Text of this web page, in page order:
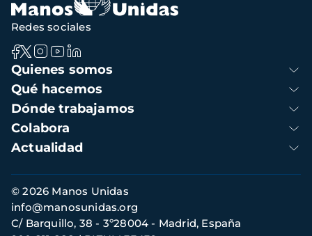
Navegación
principal
Quienes somos
Qué hacemos
Dónde trabajamos
Colabora
Actualidad
Redes sociales
Información
de
contacto
© 2026 Manos Unidas
C/ Barquillo, 38 - 3º28004 - Madrid, España
info@manosunidas.org